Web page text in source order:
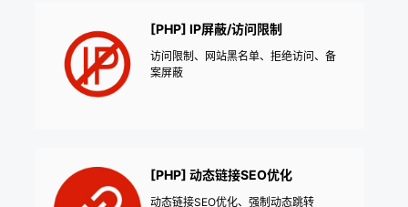
[PHP] IP屏蔽/访问限制
访问限制、网站黑名单、拒绝访问、备
案屏蔽
[PHP] 动态链接SEO优化
动态链接SEO优化、强制动态跳转